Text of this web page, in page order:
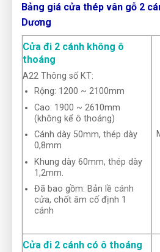
Bảng giá cửa thép vân gỗ 2
Dương
Cửa đi 2 cánh không ô
thoáng
A22 Thông số KT:
Rộng: 1200 ~ 2100mm
Cao: 1900 ~ 2610mm
(không kể ô thoáng)
Cánh dày 50mm, thép dày
0,8mm
Khung dày 60mm, thép dày
1,2mm.
Đã bao gồm: Bản lề cánh
cửa, chốt âm cố định 1
cánh
Cửa đi 2 cánh có ô thoáng